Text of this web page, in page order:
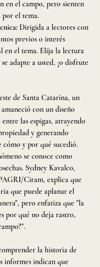
en el campo, pero sienten
por el tema.
Dirigida a lectores con
previos o interés
en el tema. Elija la lectura
adapte a usted, ¡o disfrute
de Santa Catarina, un
con un diseño
las espigas, atrayendo
y generando
cómo y por qué sucedió.
se conoce como
Sydney Kavalco,
Ciram, explica que
que puede aplanar el
pero enfatiza que "la
por qué no deja rastro,
la historia de
informes indican que